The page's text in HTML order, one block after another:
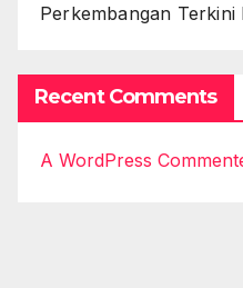
Perkembangan
Recent Comments
A WordPress